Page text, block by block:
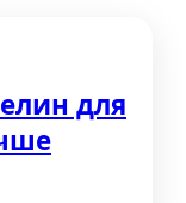
для